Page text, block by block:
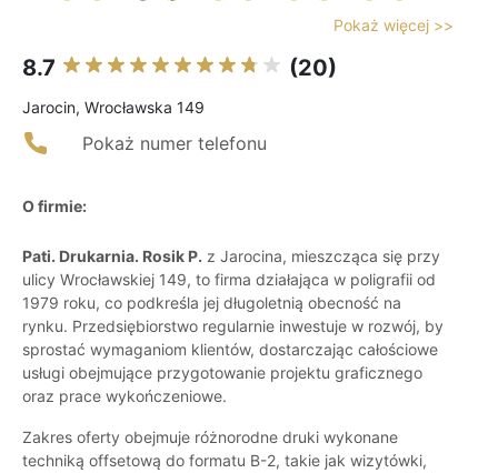
Pokaż więcej >>
8.7 (20)
Jarocin, Wrocławska 149
Pokaż numer telefonu
O firmie:
Pati. Drukarnia. Rosik P. z Jarocina, mieszcząca się przy
ulicy Wrocławskiej 149, to firma działająca w poligrafii od
1979 roku, co podkreśla jej długoletnią obecność na
rynku. Przedsiębiorstwo regularnie inwestuje w rozwój, by
sprostać wymaganiom klientów, dostarczając całościowe
usługi obejmujące przygotowanie projektu graficznego
oraz prace wykończeniowe.
Zakres oferty obejmuje różnorodne druki wykonane
techniką offsetową do formatu B-2, takie jak wizytówki,